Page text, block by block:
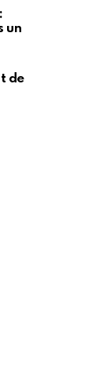
un
de